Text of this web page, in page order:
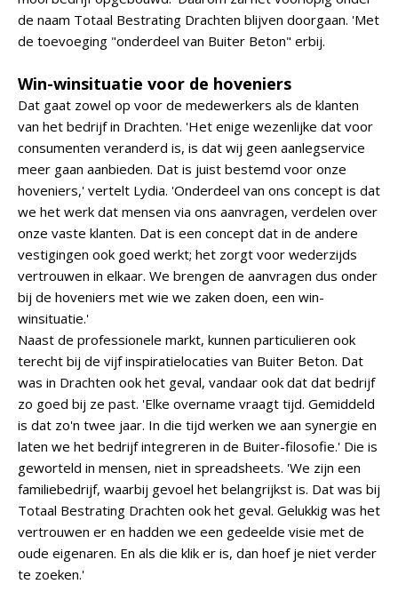
de naam Totaal Bestrating Drachten blijven doorgaan. 'Met
de toevoeging "onderdeel van Buiter Beton" erbij.
Win-winsituatie voor de hoveniers
Dat gaat zowel op voor de medewerkers als de klanten
van het bedrijf in Drachten. 'Het enige wezenlijke dat voor
consumenten veranderd is, is dat wij geen aanlegservice
meer gaan aanbieden. Dat is juist bestemd voor onze
hoveniers,' vertelt Lydia. 'Onderdeel van ons concept is dat
we het werk dat mensen via ons aanvragen, verdelen over
onze vaste klanten. Dat is een concept dat in de andere
vestigingen ook goed werkt; het zorgt voor wederzijds
vertrouwen in elkaar. We brengen de aanvragen dus onder
bij de hoveniers met wie we zaken doen, een win-
winsituatie.'
Naast de professionele markt, kunnen particulieren ook
terecht bij de vijf inspiratielocaties van Buiter Beton. Dat
was in Drachten ook het geval, vandaar ook dat dat bedrijf
zo goed bij ze past. 'Elke overname vraagt tijd. Gemiddeld
is dat zo'n twee jaar. In die tijd werken we aan synergie en
laten we het bedrijf integreren in de Buiter-filosofie.' Die is
geworteld in mensen, niet in spreadsheets. 'We zijn een
familiebedrijf, waarbij gevoel het belangrijkst is. Dat was bij
Totaal Bestrating Drachten ook het geval. Gelukkig was het
vertrouwen er en hadden we een gedeelde visie met de
oude eigenaren. En als die klik er is, dan hoef je niet verder
te zoeken.'